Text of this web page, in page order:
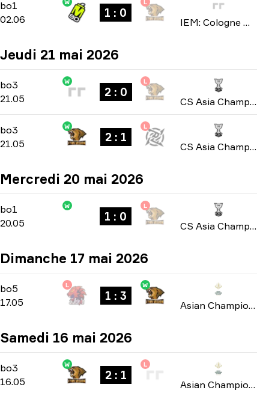
bo1
bo1
02.06
W
1 : 0
L
IEM: Cologne Major 2026
Jeudi 21 mai 2026
bo3 -bo3
21.05
W
2 : 0
L
CS Asia Championships 2026
bo3 -bo3
21.05
W
2 : 1
L
CS Asia Championships 2026
Mercredi 20 mai 2026
bo1 -bo1
20.05
W
1 : 0
L
CS Asia Championships 2026
Dimanche 17 mai 2026
bo5 -bo5
17.05
L
1 : 3
W
Asian Champions League 2026
Samedi 16 mai 2026
bo3 -bo3
16.05
W
2 : 1
L
Asian Champions League 2026